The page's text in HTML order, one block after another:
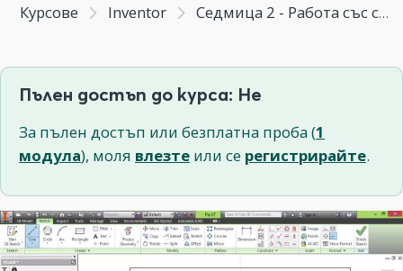
Курсове Inventor Седмица 2 - Работа със скици
Пълен достъп до курса: Не
За пълен достъп или безплатна проба (1
модула), моля влезте или се регистрирайте.